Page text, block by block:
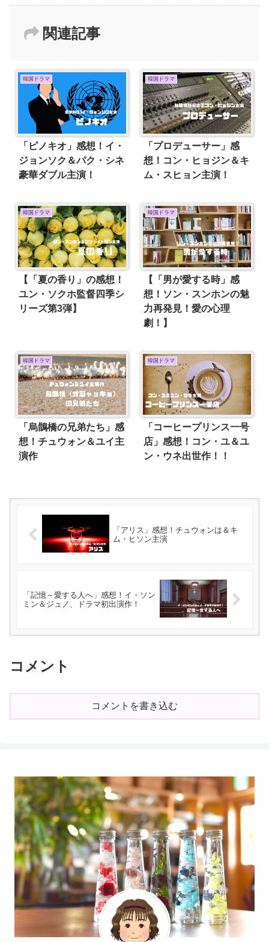
関連記事
韓国ドラマ
「ピノキオ」感想！イ・
ジョンソク＆パク・シネ
豪華ダブル主演！
韓国ドラマ
「プロデューサー」感
想！コン・ヒョジン＆キ
ム・スヒョン主演！
韓国ドラマ
【「夏の香り」の感想！
ユン・ソクホ監督四季シ
リーズ第3弾】
韓国ドラマ
【「男が愛する時」感
想！ソン・スンホンの魅
力再発見！愛の心理
劇！】
韓国ドラマ
「烏鵲橋の兄弟たち」感
想！チュウォン＆ユイ主
演作
韓国ドラマ
「コーヒープリンス一号
店」感想！コン・ユ＆ユ
ン・ウネ出世作！！
「アリス」感想！チュウォンは＆キ
ム・ヒソン主演
「記憶～愛する人へ」感想！イ・ソン
ミン＆ジュノ、ドラマ初出演作！
コメント
コメントを書き込む